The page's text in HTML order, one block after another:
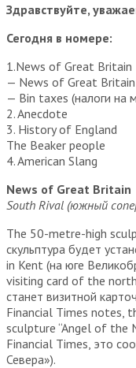
Здравствуйте,
Сегодня в номере:
1.News of Great Britain
— News of Great Britain
— Bin taxes (налоги на
2. Anecdote
3. History of England
The Beaker people
4. American Slang
News of Great Britain
South Rival (южный
The 50-metre-high
скульптура будет
in Kent (на юге
visiting card of the
станет визитной
Financial Times notes,
sculpture “Angel of the
Financial Times, это
Севера»).